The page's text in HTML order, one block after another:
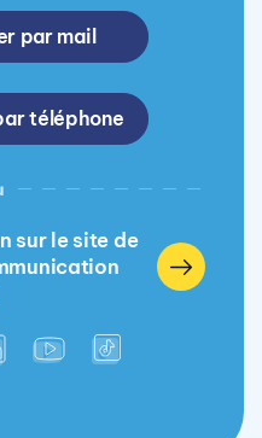
par mail
téléphone
sur le site de